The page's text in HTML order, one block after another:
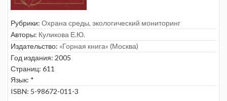
Рубрики: Охрана среды, экологический мониторинг
Авторы: Куликова Е.Ю.
Издательство: «Горная книга» (Москва)
Год издания: 2005
Страниц: 611
Язык: *
ISBN: 5-98672-011-3